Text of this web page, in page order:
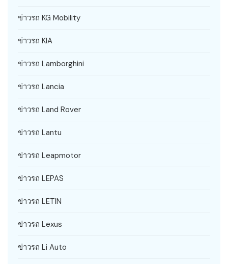
ข่าวรถ KG Mobility
ข่าวรถ KIA
ข่าวรถ Lamborghini
ข่าวรถ Lancia
ข่าวรถ Land Rover
ข่าวรถ Lantu
ข่าวรถ Leapmotor
ข่าวรถ LEPAS
ข่าวรถ LETIN
ข่าวรถ Lexus
ข่าวรถ Li Auto